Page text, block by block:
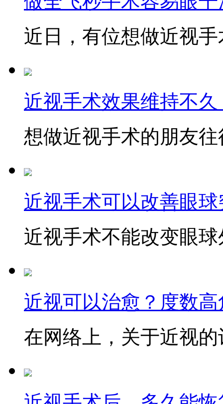
近日，有位想做近视
近视手术效果维持不
想做近视手术的朋友
近视手术可以改善眼
近视手术不能改变眼
近视可以治愈？度数
在网络上，关于近视